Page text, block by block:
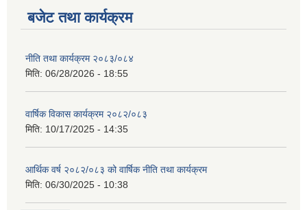
बजेट तथा कार्यक्रम
नीति तथा कार्यक्रम २०८३/०८४
मिति: 06/28/2026 - 18:55
वार्षिक विकास कार्यक्रम २०८२/०८३
मिति: 10/17/2025 - 14:35
आर्थिक वर्ष २०८२/०८३ को वार्षिक नीति तथा कार्यक्रम
मिति: 06/30/2025 - 10:38